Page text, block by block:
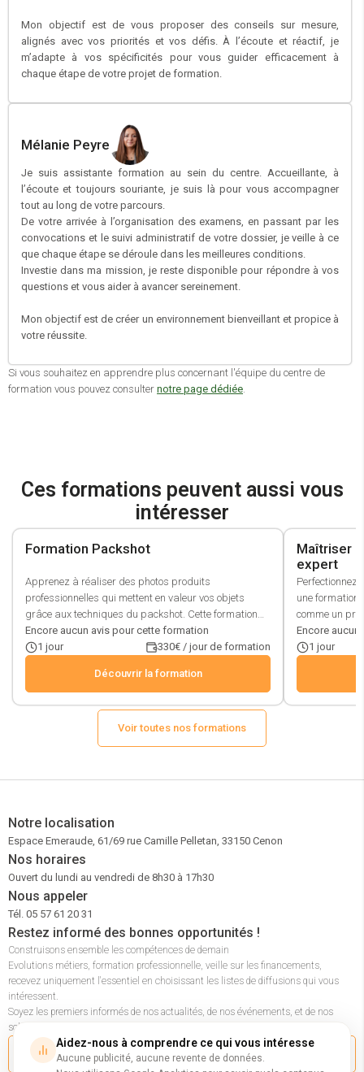
Aidez-nous à comprendre ce qui vous intéresse
Aucune publicité, aucune revente de données.
Mon objectif est de vous proposer des conseils sur mesure,
alignés avec vos priorités et vos défis. À l’écoute et réactif, je
m’adapte à vos spécificités pour vous guider efficacement à
chaque étape de votre projet de formation.
Mélanie Peyre
Je suis assistante formation au sein du centre. Accueillante, à
l’écoute et toujours souriante, je suis là pour vous accompagner
tout au long de votre parcours.
De votre arrivée à l’organisation des examens, en passant par les
convocations et le suivi administratif de votre dossier, je veille à ce
que chaque étape se déroule dans les meilleures conditions.
Investie dans ma mission, je reste disponible pour répondre à vos
questions et vous aider à avancer sereinement.
Mon objectif est de créer un environnement bienveillant et propice à
votre réussite.
Si vous souhaitez en apprendre plus concernant l'équipe du centre de
formation vous pouvez consulter notre page dédiée.
Ces formations peuvent aussi vous
intéresser
Formation Packshot
Apprenez à réaliser des photos produits
professionnelles qui mettent en valeur vos objets
grâce aux techniques du packshot. Cette formation
vous guide dans le choix du matériel adapté
(lightbox, tentes, fonds, réflecteurs), la gestion experte
la restitution fidèle des matières comme le verre, le
métal ou le bois. Vous perfectionnerez vos clichés avec
le développement RAW sous Lightroom et les
techniques de retouche et détourage. Idéal pour les e-
commerçants, artisans et communicants visuels.
Encore aucun avis pour cette formation
1 jour 330€ / jour de formation
Découvrir la formation
Maîtriser
expert
Perfectionnez
une formation
comme un
profondeur de
lumière et du
exploiter votre
Encore
1 jour
Voir toutes nos formations
Notre localisation
Espace Emeraude, 61/69 rue Camille Pelletan, 33150 Cenon
Nos horaires
Ouvert du lundi au vendredi de 8h30 à 17h30
Nous appeler
Tél. 05 57 61 20 31
Restez informé des bonnes opportunités !
Construisons ensemble les compétences de demain
Evolutions métiers, formation professionnelle, veille sur les financements,
recevez uniquement l'essentiel en choisissant les listes de diffusions qui vous
intéressent.
Soyez les premiers informés de nos actualités, de nos événements, et de nos
solutions pour accompagner les entreprises et les parcours professionnels.
M'inscrire à la newsletter